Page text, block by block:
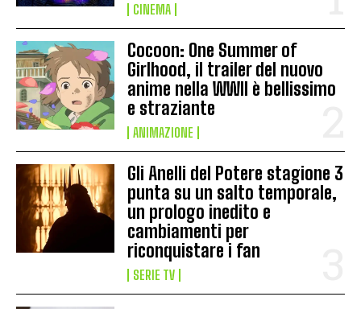
CINEMA
Cocoon: One Summer of
Girlhood, il trailer del nuovo
anime nella WWII è bellissimo
e straziante
ANIMAZIONE
Gli Anelli del Potere stagione 3
punta su un salto temporale,
un prologo inedito e
cambiamenti per
riconquistare i fan
SERIE TV